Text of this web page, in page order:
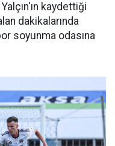
kaydettiği
dakikalarında
soyunma odasına